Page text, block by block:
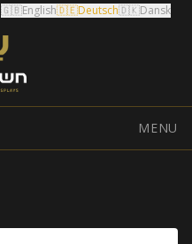
🇬🇧English🇩🇪Deutsch🇩🇰Dansk
MENU